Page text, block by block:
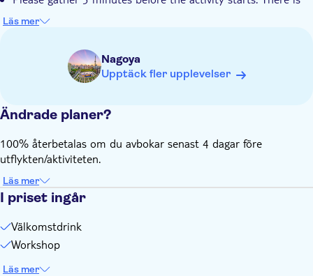
Ninja attire and VR experience are not included in the
The maximum number of participants per time slot is 8
Läs mer
Nagoya
Upptäck fler upplevelser
Ändrade planer?
100% återbetalas om du avbokar senast 4 dagar före
utflykten/aktiviteten.
Läs mer
I priset ingår
Välkomstdrink
Workshop
Läs mer